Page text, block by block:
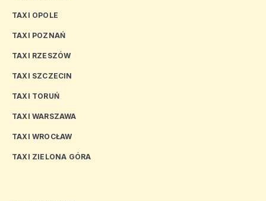
TAXI OPOLE
TAXI POZNAŃ
TAXI RZESZÓW
TAXI SZCZECIN
TAXI TORUŃ
TAXI WARSZAWA
TAXI WROCŁAW
TAXI ZIELONA GÓRA